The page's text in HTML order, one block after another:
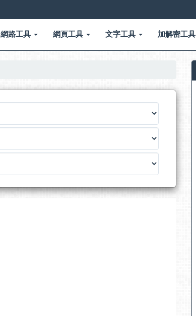
網路工具 網頁工具 文字工具 加解密工具